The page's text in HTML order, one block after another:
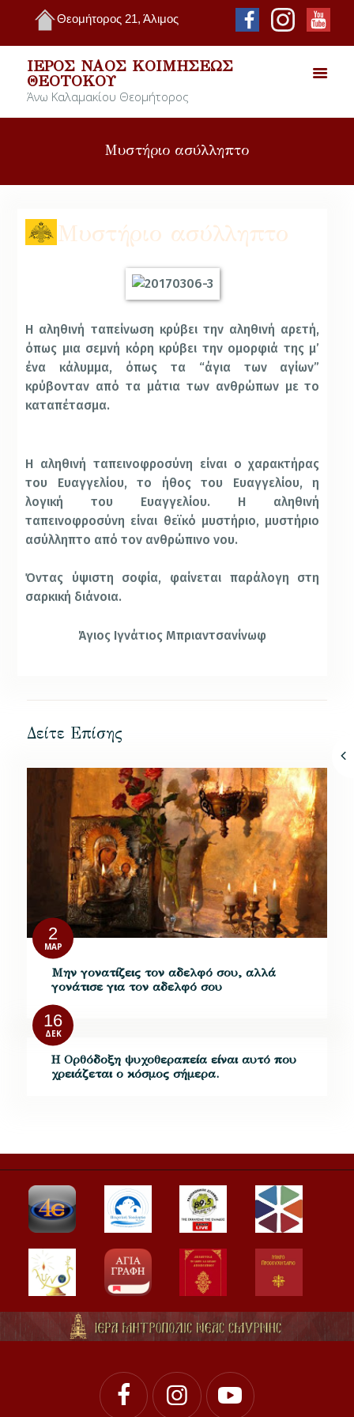
Θεομήτορος 21, Άλιμος
ΙΕΡΌΣ ΝΑΌΣ ΚΟΙΜΉΣΕΩΣ
ΘΕΟΤΌΚΟΥ
Άνω Καλαμακίου Θεομήτορος
Μυστήριο ασύλληπτο
Μυστήριο ασύλληπτο
Η αληθινή ταπείνωση κρύβει την αληθινή αρετή,
όπως μια σεμνή κόρη κρύβει την ομορφιά της μ’
ένα κάλυμμα, όπως τα “άγια των αγίων”
κρύβονταν από τα μάτια των ανθρώπων με το
καταπέτασμα.
Η αληθινή ταπεινοφροσύνη είναι ο χαρακτήρας
του Ευαγγελίου, το ήθος του Ευαγγελίου, η
λογική του Ευαγγελίου. Η αληθινή
ταπεινοφροσύνη είναι θεϊκό μυστήριο, μυστήριο
ασύλληπτο από τον ανθρώπινο νου.
Όντας ύψιστη σοφία, φαίνεται παράλογη στη
σαρκική διάνοια.
Άγιος Ιγνάτιος Μπριαντσανίνωφ
Δείτε Επίσης
2
ΜΑΡ
Μην γονατίζεις τον αδελφό σου, αλλά
γονάτισε για τον αδελφό σου
16
ΔΕΚ
Η Ορθόδοξη ψυχοθεραπεία είναι αυτό που
χρειάζεται ο κόσμος σήμερα.